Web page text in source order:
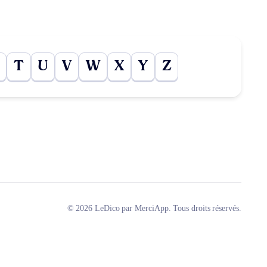
T U V W X Y Z
© 2026 LeDico par MerciApp. Tous droits réservés.